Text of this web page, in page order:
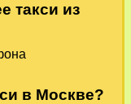
такси из
в Москве?